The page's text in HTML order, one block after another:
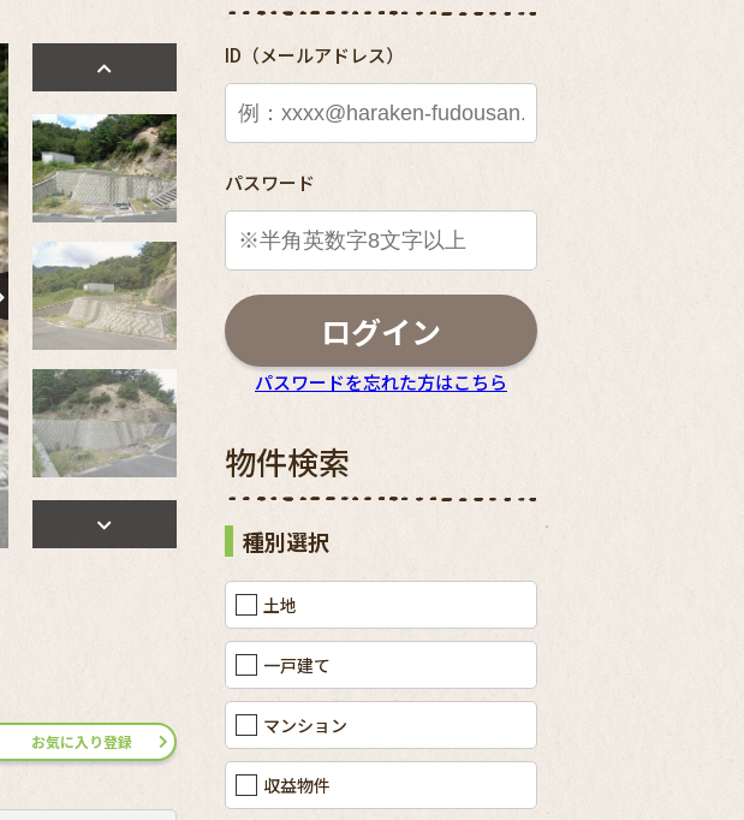
お気に入り登録
ID（メールアドレス）
パスワード
ログイン
パスワードを忘れた方はこちら
物件検索
種別選択
土地
一戸建て
マンション
収益物件